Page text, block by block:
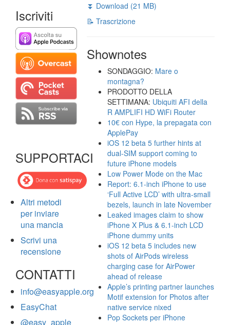
Iscriviti
SUPPORTACI
Altri metodi
per inviare
una mancia
Scrivi una
recensione
CONTATTI
info@easyapple.org
EasyChat
@easy_apple
⏬ Download (21 MB)
📝 Trascrizione
Shownotes
SONDAGGIO: Mare o
montagna?
PRODOTTO DELLA
SETTIMANA: Ubiquiti AFI della
R AMPLIFI HD WiFi Router
10€ con Hype, la prepagata con
ApplePay
iOS 12 beta 5 further hints at
dual-SIM support coming to
future iPhone models
Low Power Mode on the Mac
Report: 6.1-inch iPhone to use
‘Full Active LCD’ with ultra-small
bezels, launch in late November
Leaked images claim to show
iPhone X Plus & 6.1-inch LCD
iPhone dummy units
iOS 12 beta 5 includes new
shots of AirPods wireless
charging case for AirPower
ahead of release
Apple’s printing partner launches
Motif extension for Photos after
native service nixed
Pop Sockets per iPhone